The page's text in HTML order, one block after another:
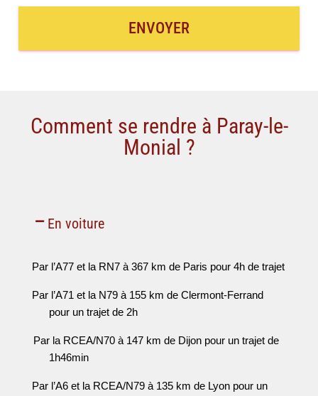
ENVOYER
Comment se rendre à Paray-le-
Monial ?
En voiture
Par l’A77 et la RN7 à 367 km de Paris pour 4h de trajet
Par l’A71 et la N79 à 155 km de Clermont-Ferrand
pour un trajet de 2h
Par la RCEA/N70 à 147 km de Dijon pour un trajet de
1h46min
Par l’A6 et la RCEA/N79 à 135 km de Lyon pour un